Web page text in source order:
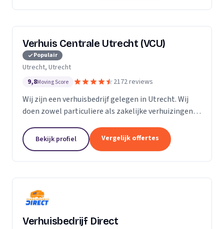
Verhuis Centrale Utrecht (VCU)
Populair
Utrecht, Utrecht
9,8Moving Score 2172 reviews
Wij zijn een verhuisbedrijf gelegen in Utrecht. Wij
doen zowel particuliere als zakelijke verhuizingen.
opslag van inboedel, de- en montageservice,...
Bekijk profiel Vergelijk offertes
Verhuisbedrijf Direct